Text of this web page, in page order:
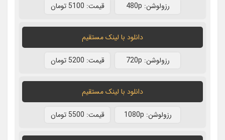
رزولوشن: 480p قيمت: 5100 تومان
دانلود با لينک مستقيم
رزولوشن: 720p قيمت: 5200 تومان
دانلود با لينک مستقيم
رزولوشن: 1080p قيمت: 5500 تومان